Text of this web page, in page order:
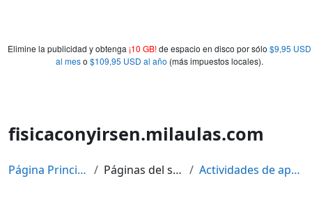
Elimine la publicidad y obtenga ¡10 GB!de espacio en disco por sólo $9,95 USD
al meso $109,95 USD al año (más impuestos locales).
fisicaconyirsen.milaulas.com
Página Principal Páginas del sitio Actividades de apoyo